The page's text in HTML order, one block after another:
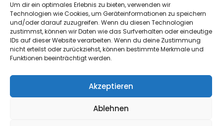
Um dir ein optimales Erlebnis zu bieten, verwenden wir
Technologien wie Cookies, um Geräteinformationen zu speichern
und/oder darauf zuzugreifen. Wenn du diesen Technologien
zustimmst, können wir Daten wie das Surfverhalten oder eindeutige
IDs auf dieser Website verarbeiten. Wenn du deine Zustimmung
nicht erteilst oder zurückziehst, können bestimmte Merkmale und
Funktionen beeinträchtigt werden.
Akzeptieren
Ablehnen
© B&L MedienGesellschaft mbH & Co. KG